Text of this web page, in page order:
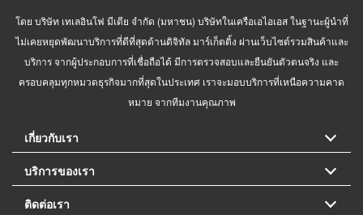
โดย บริษัท เทเลอินโฟ มีเดีย จำกัด (มหาชน) บริษัทในเครือเอไอเอส ในฐานะผู้นำที่
ไม่เคยหยุดพัฒนาบริการที่ดีที่สุดด้านดิจิทัล มาร์เก็ตติ้ง ผ่านเว็บไซต์รวมสินค้าและ
บริการ จากผู้ประกอบการที่เชื่อถือได้ มีการตรวจสอบและยืนยันตัวตนจริง และ
ครอบคลุมทุกหมวดธุรกิจมากที่สุดในประเทศ เราจะมอบบริการที่เหนือความคาด
หมาย จากทีมงานคุณภาพ
เกี่ยวกับเรา
บริการของเรา
ติดต่อเรา